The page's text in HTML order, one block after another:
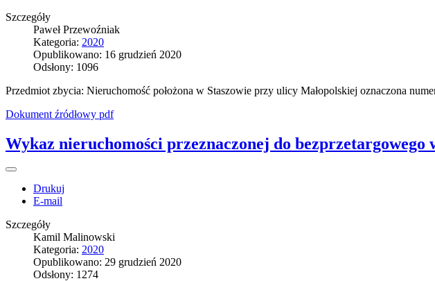
Szczegóły
Paweł Przewoźniak
Kategoria: 2020
Opublikowano: 16 grudzień 2020
Odsłony: 1096
Przedmiot zbycia: Nieruchomość położona w Staszowie przy ulicy Małopolskiej oznaczona
Dokument źródłowy pdf
Wykaz nieruchomości przeznaczonej do
Drukuj
E-mail
Szczegóły
Kamil Malinowski
Kategoria: 2020
Opublikowano: 29 grudzień 2020
Odsłony: 1274